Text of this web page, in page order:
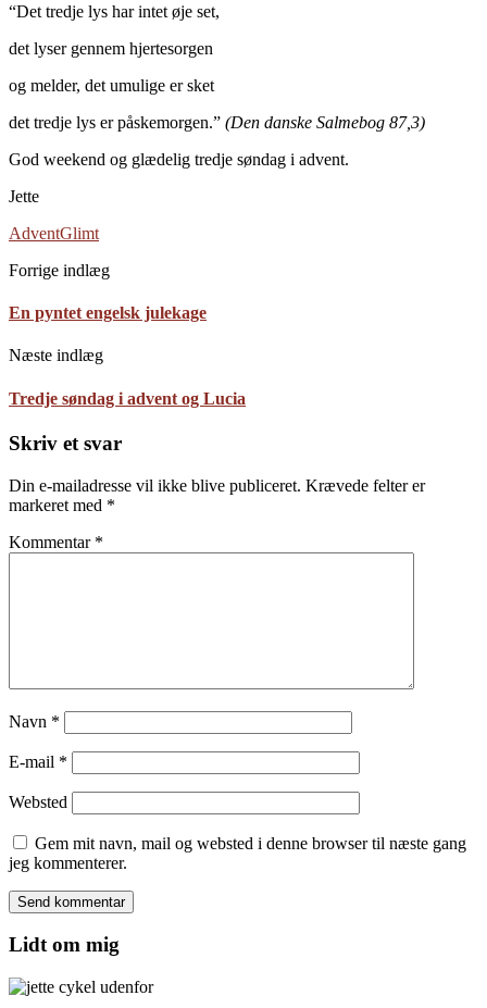
“Det tredje lys har intet øje set,
det lyser gennem hjertesorgen
og melder, det umulige er sket
det tredje lys er påskemorgen.” (Den danske Salmebog 87,3)
God weekend og glædelig tredje søndag i advent.
Jette
AdventGlimt
Forrige indlæg
En pyntet engelsk julekage
Næste indlæg
Tredje søndag i advent og Lucia
Skriv et svar
Din e-mailadresse vil ikke blive publiceret. Krævede felter er
markeret med *
Kommentar *
Navn *
E-mail *
Websted
Gem mit navn, mail og websted i denne browser til næste gang
jeg kommenterer.
Lidt om mig